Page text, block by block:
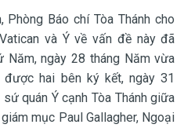
Báo chí Tòa Thánh cho
và Ý về vấn đề này đã
ngày 28 tháng Năm vừa
hai bên ký kết, ngày 31
quán Ý cạnh Tòa Thánh giữa
mục Paul Gallagher, Ngoại